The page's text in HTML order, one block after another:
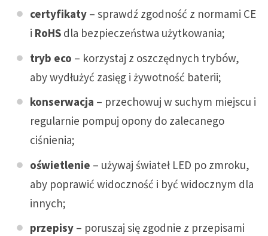
certyfikaty – sprawdź zgodność z normami CE
i RoHS dla bezpieczeństwa użytkowania;
tryb eco – korzystaj z oszczędnych trybów,
aby wydłużyć zasięg i żywotność baterii;
konserwacja – przechowuj w suchym miejscu i
regularnie pompuj opony do zalecanego
ciśnienia;
oświetlenie – używaj świateł LED po zmroku,
aby poprawić widoczność i być widocznym dla
innych;
przepisy – poruszaj się zgodnie z przepisami